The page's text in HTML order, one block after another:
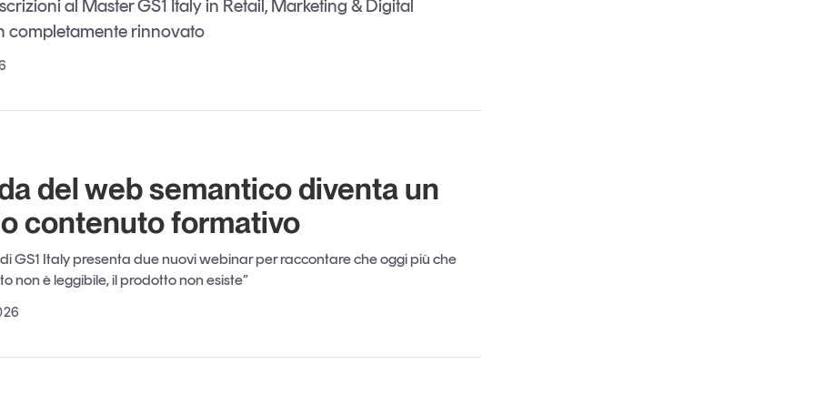
al Master GS1 Italy in Retail, Marketing & Digital
completamente rinnovato
del web semantico diventa un
contenuto formativo
GS1 Italy presenta due nuovi webinar per raccontare che oggi più che
non è leggibile, il prodotto non esiste”